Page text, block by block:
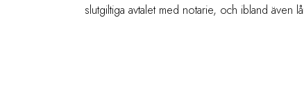
slutgiltiga avtalet med notarie, och ibland även